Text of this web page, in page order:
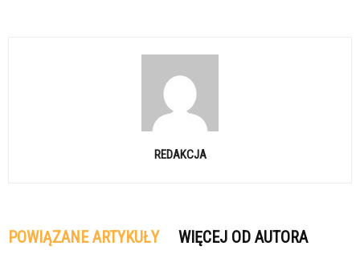
REDAKCJA
POWIĄZANE ARTYKUŁY WIĘCEJ OD AUTORA